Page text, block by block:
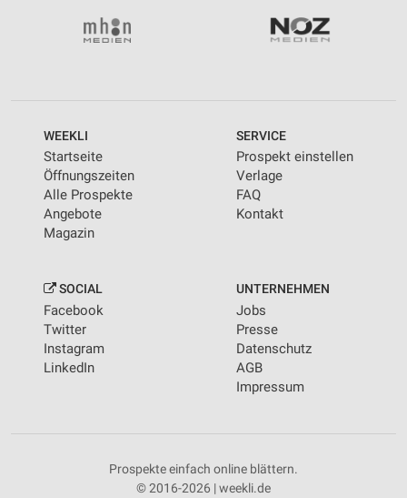
WEEKLI
Startseite
Öffnungszeiten
Alle Prospekte
Angebote
Magazin
SERVICE
Prospekt einstellen
Verlage
FAQ
Kontakt
SOCIAL
Facebook
Twitter
Instagram
LinkedIn
UNTERNEHMEN
Jobs
Presse
Datenschutz
AGB
Impressum
Prospekte einfach online blättern.
© 2016-2026 | weekli.de